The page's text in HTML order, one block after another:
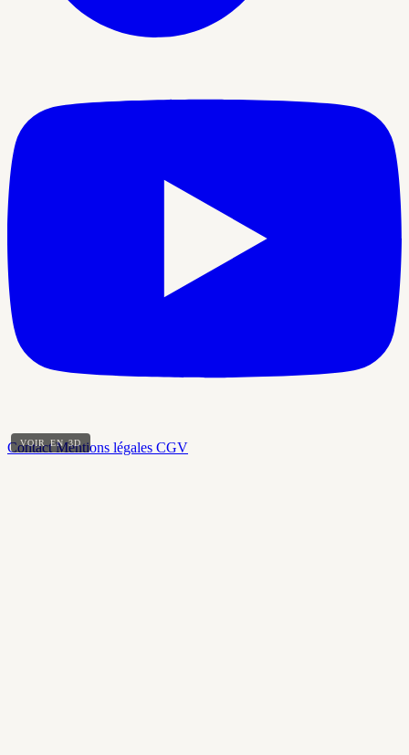
VOIR EN 3D
ContactMentions légales CGV